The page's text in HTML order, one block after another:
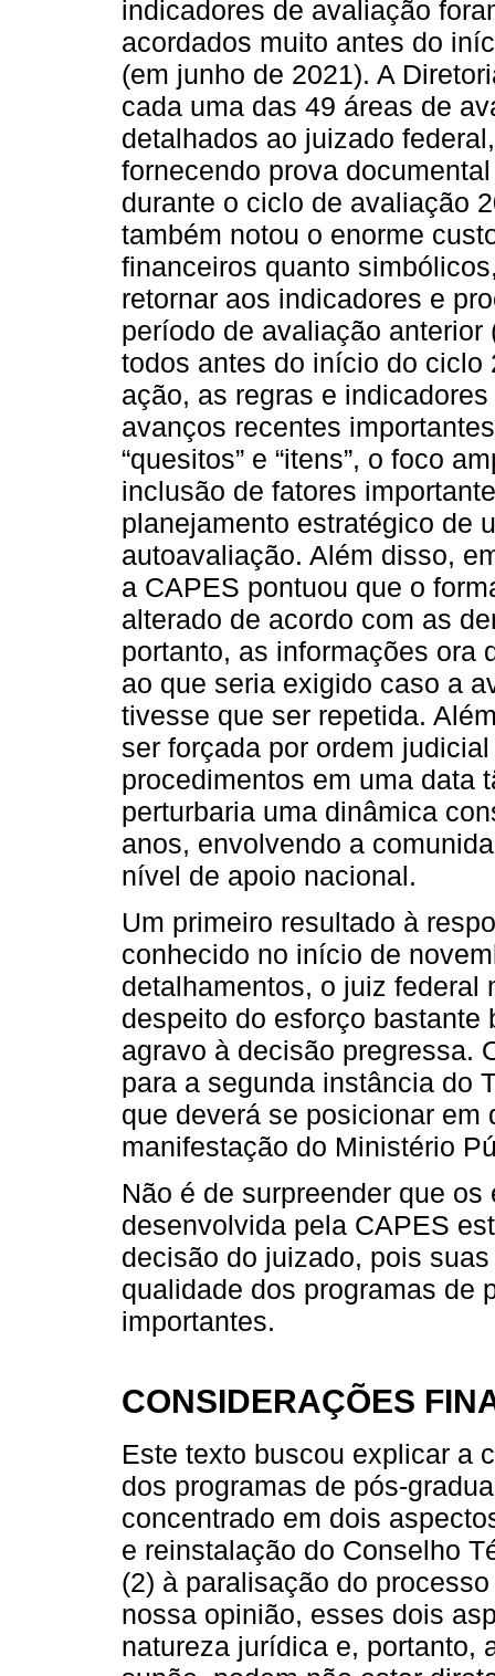
indicadores de avaliação
acordados muito antes do
(em junho de 2021). A
cada uma das 49 áreas de
detalhados ao juizado
fornecendo prova
durante o ciclo de avaliação
também notou o enorme
financeiros quanto
retornar aos indicadores e
período de avaliação
todos antes do início do ciclo
ação, as regras e
avanços recentes
“quesitos” e “itens”, o foco
inclusão de fatores
planejamento estratégico de
autoavaliação. Além disso,
a CAPES pontuou que o
alterado de acordo com as
portanto, as informações ora
ao que seria exigido caso a
tivesse que ser repetida.
ser forçada por ordem
procedimentos em uma data
perturbaria uma dinâmica
anos, envolvendo a
nível de apoio nacional.
Um primeiro resultado à
conhecido no início de
detalhamentos, o juiz federal
despeito do esforço bastante
agravo à decisão pregressa.
para a segunda instância do
que deverá se posicionar
manifestação do Ministério
Não é de surpreender que
desenvolvida pela CAPES
decisão do juizado, pois
qualidade dos programas de
importantes.
CONSIDERAÇÕES
Este texto buscou explicar a
dos programas de pós-
concentrado em dois
e reinstalação do Conselho
(2) à paralisação do
nossa opinião, esses dois
natureza jurídica e, portanto,